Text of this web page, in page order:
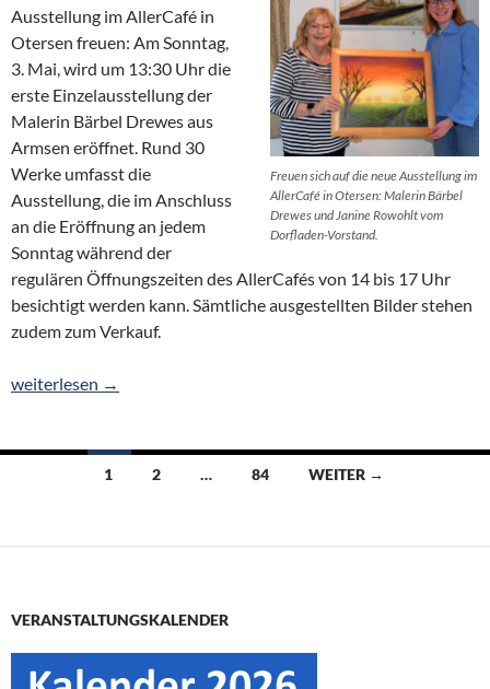
Freuen sich auf die neue Ausstellung im
AllerCafé in Otersen: Malerin Bärbel
Drewes und Janine Rowohlt vom
Dorfladen-Vorstand.
Ausstellung im AllerCafé in
Otersen freuen: Am Sonntag,
3. Mai, wird um 13:30 Uhr die
erste Einzelausstellung der
Malerin Bärbel Drewes aus
Armsen eröffnet. Rund 30
Werke umfasst die
Ausstellung, die im Anschluss
an die Eröffnung an jedem
Sonntag während der
regulären Öffnungszeiten des AllerCafés von 14 bis 17 Uhr
besichtigt werden kann. Sämtliche ausgestellten Bilder stehen
zudem zum Verkauf.
Kunstausstellung im AllerCafé: Bärbel Drewes zeigt regionale
weiterlesen →
Beitragsnavigation
1 2 … 84 WEITER →
VERANSTALTUNGSKALENDER